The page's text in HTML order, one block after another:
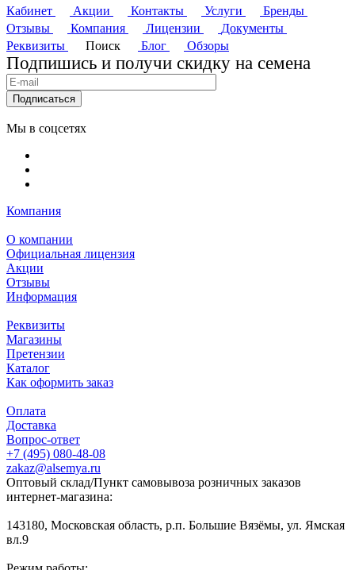
Кабинет
Акции Контакты Услуги
Бренды
Отзывы
Компания Лицензии
Документы
Реквизиты
Поиск Блог Обзоры
Подпишись и получи скидку на семена
Подписаться
Мы в соцсетях
Компания
О компании
Официальная лицензия
Акции
Отзывы
Информация
Реквизиты
Магазины
Претензии
Каталог
Как оформить заказ
Оплата
Доставка
Вопрос-ответ
+7 (495) 080-48-08
zakaz@alsemya.ru
Оптовый склад/Пункт самовывоза розничных заказов
интернет-магазина:
143180, Московская область, р.п. Большие Вязёмы, ул. Ямская
вл.9